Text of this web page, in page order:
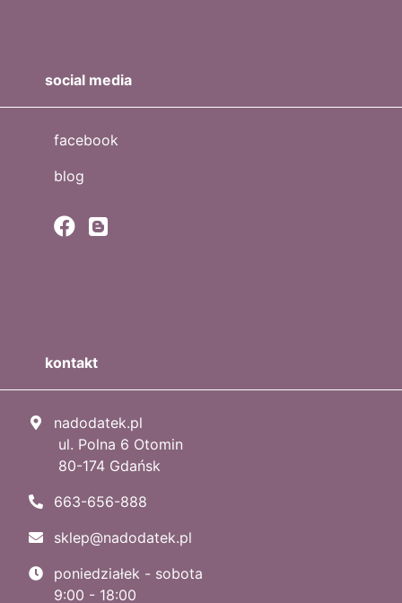
social media
facebook
blog
kontakt
nadodatek.pl
ul. Polna 6 Otomin
80-174 Gdańsk
663-656-888
sklep@nadodatek.pl
poniedziałek - sobota
9:00 - 18:00